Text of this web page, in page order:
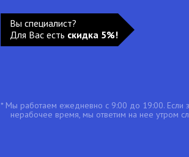
Вы специалист?
Для Вас есть скидка 5%!
* Мы работаем ежедневно с 9:00 до 19:00. Если
нерабочее время, мы ответим на нее утром